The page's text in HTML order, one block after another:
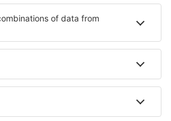
Welke voorzieningen
Hotelvoorzieningen in District
accommodatie geboekt is en het